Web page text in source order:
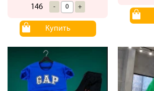
146 - +
Купить